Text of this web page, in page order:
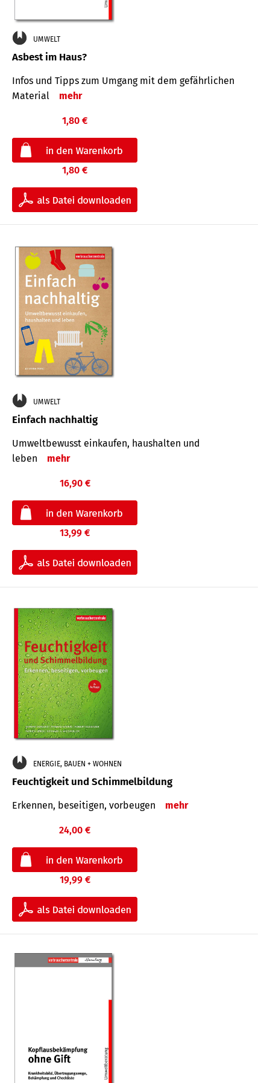
UMWELT
Asbest im Haus?
Infos und Tipps zum Um­gang mit dem ge­fähr­lichen
Mate­rial
mehr
1,80 €
1,80 €
UMWELT
Einfach nachhaltig
Umweltbewusst einkaufen, haushalten und
leben
mehr
16,90 €
13,99 €
ENERGIE, BAUEN + WOHNEN
Feuchtigkeit und Schimmelbildung
Erkennen, beseitigen, vorbeugen mehr
24,00 €
19,99 €